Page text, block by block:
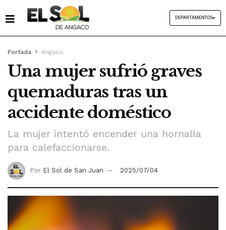
DEPARTAMENTOS
Portada Angaco
Una mujer sufrió graves
quemaduras tras un
accidente doméstico
La mujer intentó encender una hornalla
para calefaccionarse.
Por El Sol de San Juan 2025/07/04